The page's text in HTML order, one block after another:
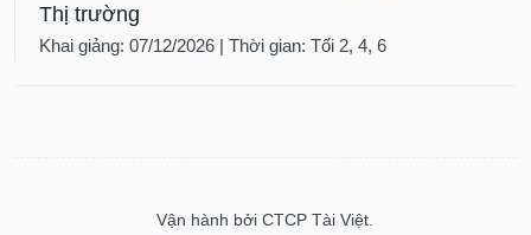
Thị trường
Khai giảng: 07/12/2026 | Thời gian: Tối 2, 4, 6
Vận hành bởi CTCP Tài Việt.